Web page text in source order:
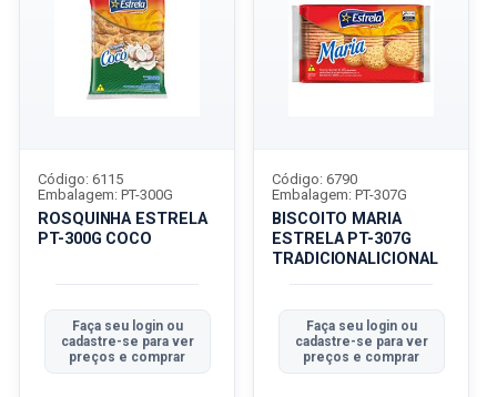
ROSQUINHA ESTRELA
PT-300G COCO
Código: 6115
Embalagem: PT-300G
Faça seu login ou
cadastre-se para ver
preços e comprar
BISCOITO MARIA
ESTRELA PT-307G
TRADICIONALICIONAL
Código: 6790
Embalagem: PT-307G
Faça seu login ou
cadastre-se para ver
preços e comprar